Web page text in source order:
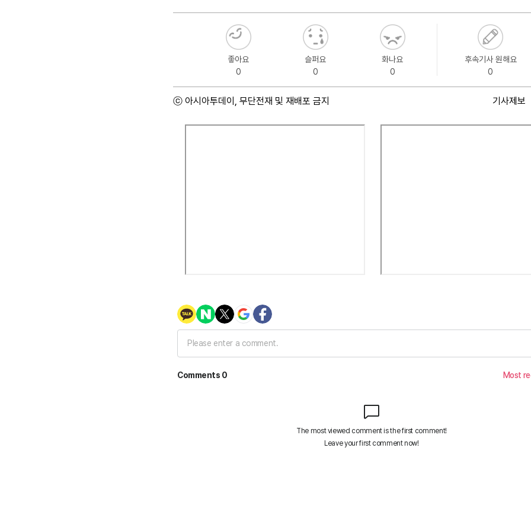
좋아요
0
슬퍼요
0
화나요
0
후속기사 원해요
0
ⓒ 아시아투데이, 무단전재 및 재배포 금지 기사제보